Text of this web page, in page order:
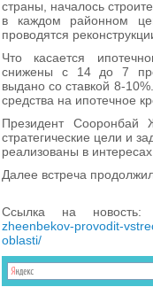
страны, началось
в каждом районном
проводятся
Что касается
снижены с 14 до 7
выдано со ставкой 8-
средства на ипотечное
Президент Сооронбай
стратегические цели и
реализованы в
Далее встреча
Ссылка на
zheenbekov-provodit-
oblasti/